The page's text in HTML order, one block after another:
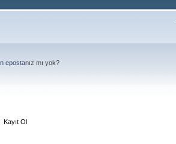
epostanız mı yok?
Kayıt Ol